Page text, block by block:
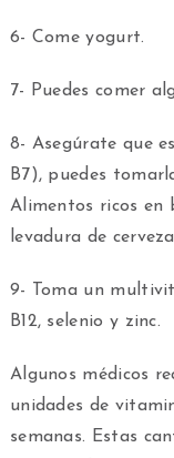
6- Come yogurt.
7- Puedes comer
8- Asegúrate que
B7), puedes
Alimentos ricos en
levadura de
9- Toma un
B12, selenio y zinc.
Algunos médicos
unidades de
semanas. Estas